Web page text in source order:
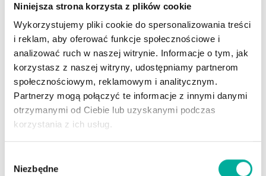
Niniejsza strona korzysta z plików cookie
Wykorzystujemy pliki cookie do spersonalizowania treści
i reklam, aby oferować funkcje społecznościowe i
analizować ruch w naszej witrynie. Informacje o tym, jak
korzystasz z naszej witryny, udostępniamy partnerom
społecznościowym, reklamowym i analitycznym.
Partnerzy mogą połączyć te informacje z innymi danymi
otrzymanymi od Ciebie lub uzyskanymi podczas
korzystania z ich usług.
zgody
Niezbędne